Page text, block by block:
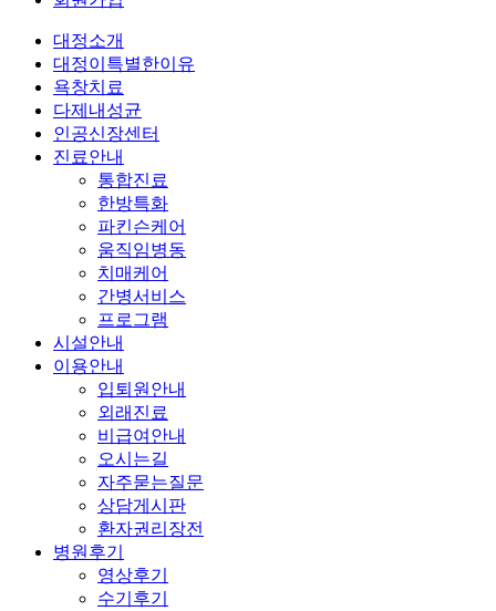
대정소개
대정이특별한이유
욕창치료
다제내성균
인공신장센터
진료안내
통합진료
한방특화
파킨슨케어
움직임병동
치매케어
간병서비스
프로그램
시설안내
이용안내
입퇴원안내
외래진료
비급여안내
오시는길
자주묻는질문
상담게시판
환자권리장전
병원후기
영상후기
수기후기